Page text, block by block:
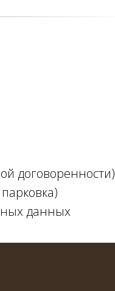
договоренности)
данных